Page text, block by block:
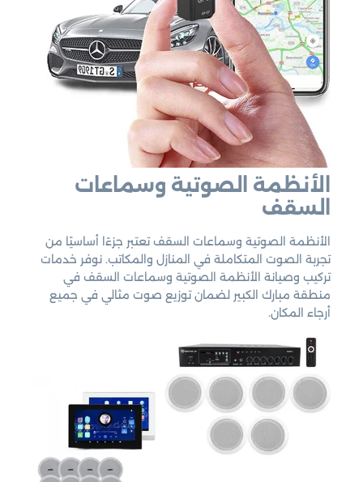
الأنظمة الصوتية وسماعات
السقف
الأنظمة الصوتية وسماعات السقف تعتبر جزءًا أساسيًا من
تجربة الصوت المتكاملة في المنازل والمكاتب. نوفر خدمات
تركيب وصيانة الأنظمة الصوتية وسماعات السقف في
منطقة مبارك الكبير لضمان توزيع صوت مثالي في جميع
أرجاء المكان.